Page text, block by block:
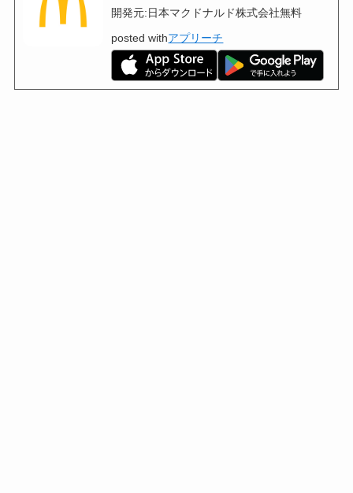
開発元:日本マクドナルド株式会社無料
posted withアプリーチ